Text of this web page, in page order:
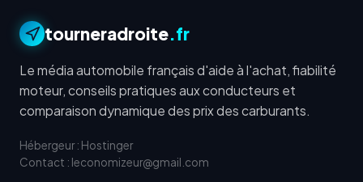
tourneradroite.fr
Le média automobile français d'aide à l'achat, fiabilité
moteur, conseils pratiques aux conducteurs et
comparaison dynamique des prix des carburants.
Hébergeur : Hostinger
Contact : leconomizeur@gmail.com